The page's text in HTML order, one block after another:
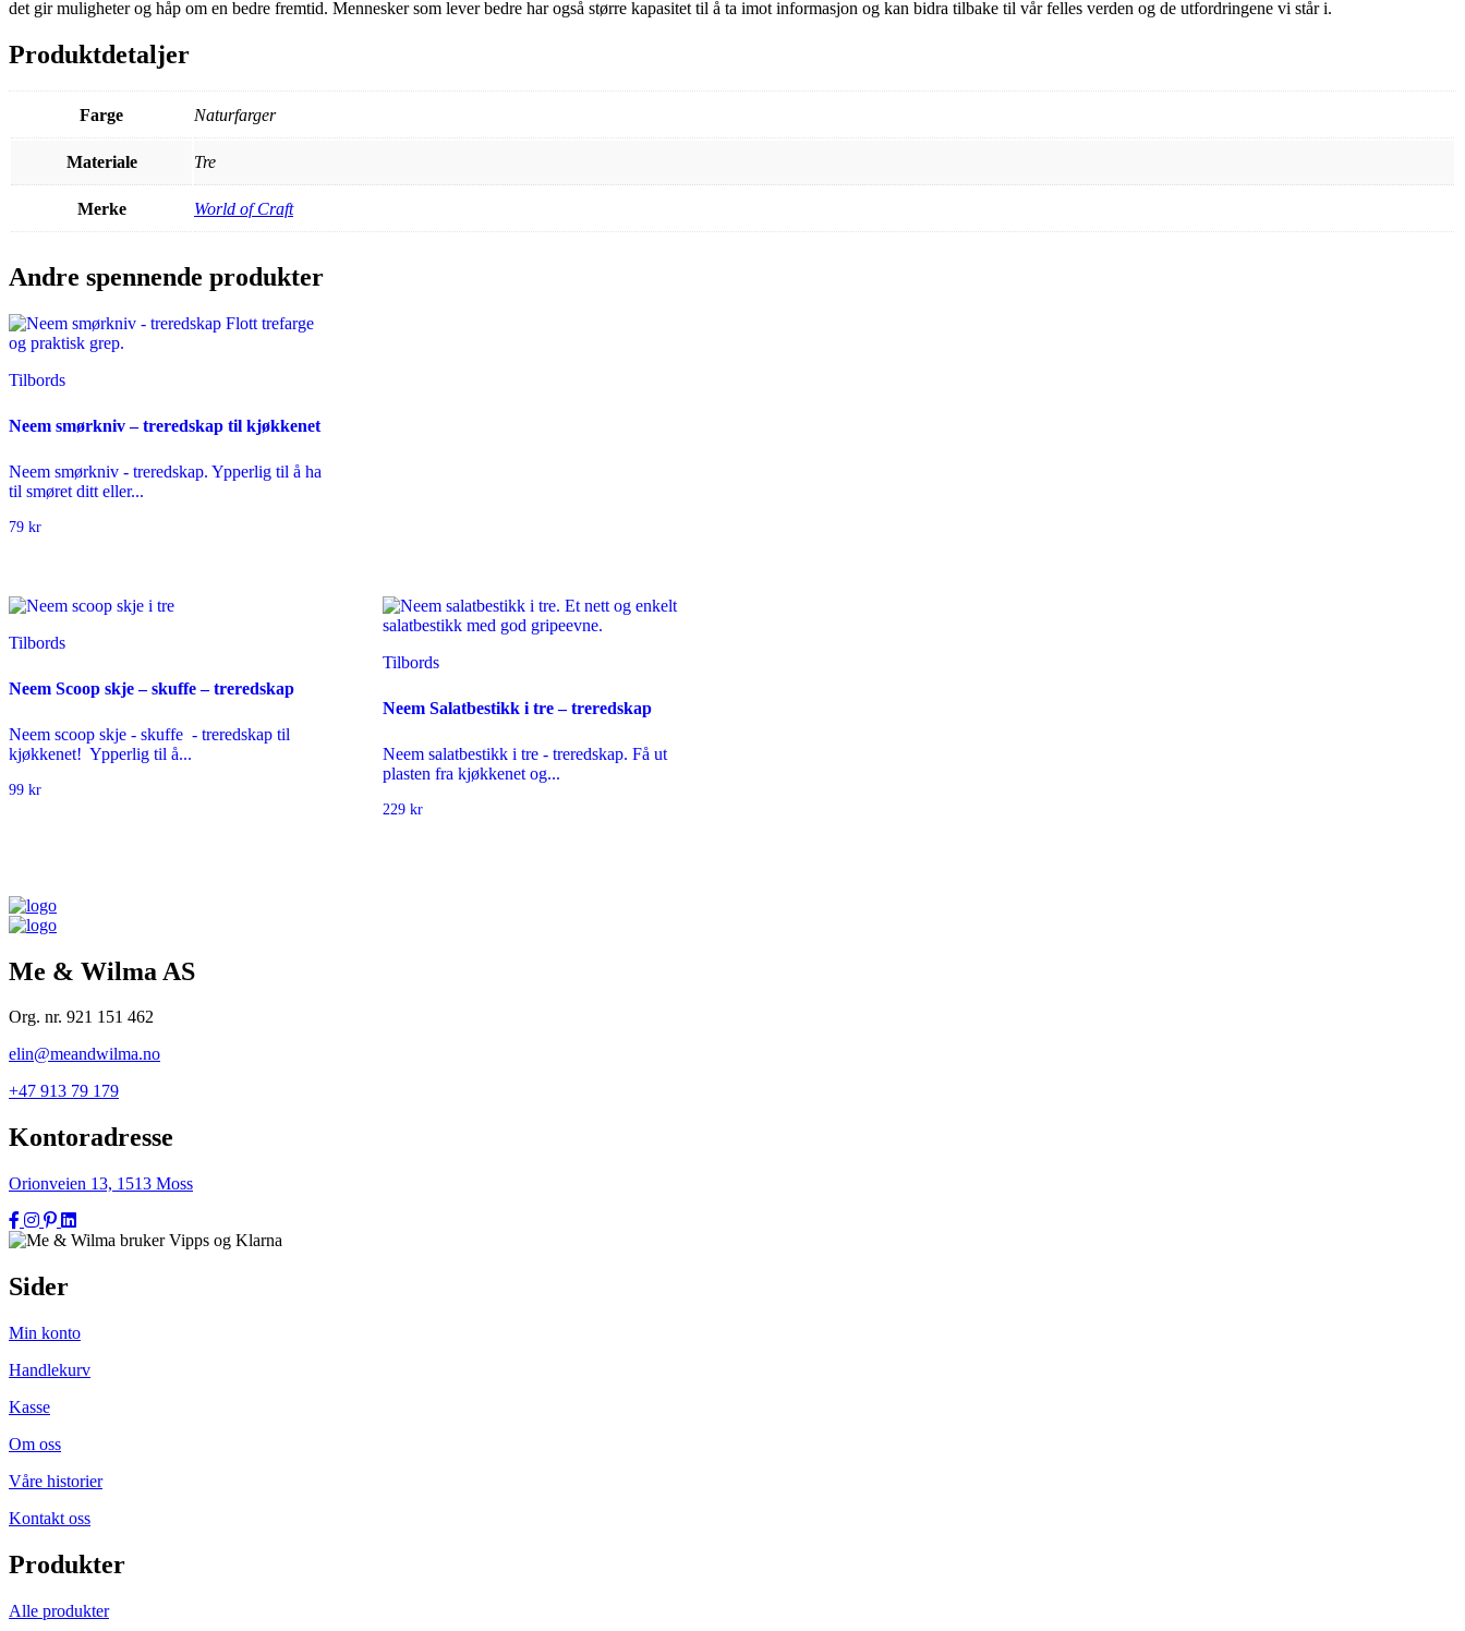
det gir muligheter og håp om en bedre fremtid. Mennesker som lever bedre har også større kapasitet til å ta imot informasjon og kan bidra tilbake til vår felles verden og de utfordringene vi står i.
Produktdetaljer
Farge Naturfarger
Materiale Tre
Merke World of Craft
Andre spennende produkter
Tilbords
Neem smørkniv – treredskap til kjøkkenet
Neem smørkniv - treredskap. Ypperlig til å ha
til smøret ditt eller...
79 kr
Tilbords
Neem Scoop skje – skuffe – treredskap
Neem scoop skje - skuffe - treredskap til
kjøkkenet! Ypperlig til å...
99 kr
Tilbords
Neem Salatbestikk i tre – treredskap
Neem salatbestikk i tre - treredskap. Få ut
plasten fra kjøkkenet og...
229kr
Me & Wilma AS
Org. nr. 921 151 462
elin@meandwilma.no
+47 913 79 179
Kontoradresse
Orionveien 13, 1513 Moss
Sider
Min konto
Handlekurv
Kasse
Om oss
Våre historier
Kontakt oss
Produkter
Alle produkter